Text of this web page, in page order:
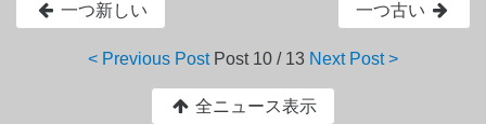
一つ新しい 一つ古い
< Previous Post Post 10 / 13 Next Post >
全ニュース表示